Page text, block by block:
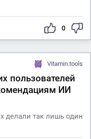
0
Vitamin.tools
пользователей
ИИ
делали так лишь один